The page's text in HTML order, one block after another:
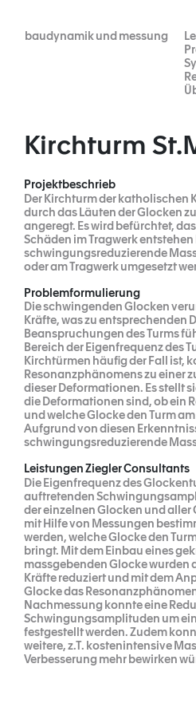
contentbaudynamik und messung
Kirchturm
Projektbeschrieb
Der Kirchturm der katholischen
durch das Läuten der Glocken
angeregt. Es wird befürchtet,
Schäden im Tragwerk
schwingungsreduzierende
oder am Tragwerk umgesetzt
Problemformulierung
Die schwingenden Glocken
Kräfte, was zu entsprechenden
Beanspruchungen des Turms
Bereich der Eigenfrequenz des
Kirchtürmen häufig der Fall ist,
Resonanzphänomens zu einer
dieser Deformationen. Es stellt
die Deformationen sind, ob ein
und welche Glocke den Turm
Aufgrund von diesen
schwingungsreduzierende
Leistungen Ziegler Consultants
Die Eigenfrequenz des
auftretenden
der einzelnen Glocken und
mit Hilfe von Messungen
werden, welche Glocke den
bringt. Mit dem Einbau eines
massgebenden Glocke wurden
Kräfte reduziert und mit dem
Glocke das
Nachmessung konnte eine
Schwingungsamplituden um
festgestellt werden. Zudem
weitere, z.T. kostenintensive
Verbesserung mehr bewirken